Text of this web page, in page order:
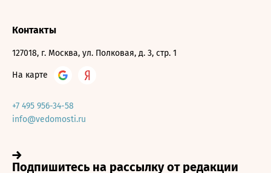
Контакты
127018, г. Москва, ул. Полковая, д. 3, стр. 1
На карте
+7 495 956-34-58
info@vedomosti.ru